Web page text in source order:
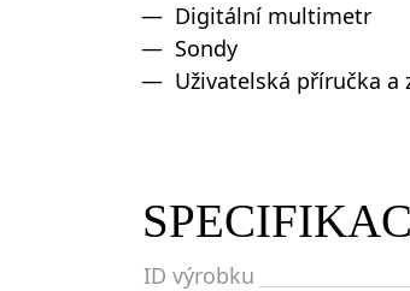
Digitální multimetr
Sondy
Uživatelská příručka a
ID výrobku